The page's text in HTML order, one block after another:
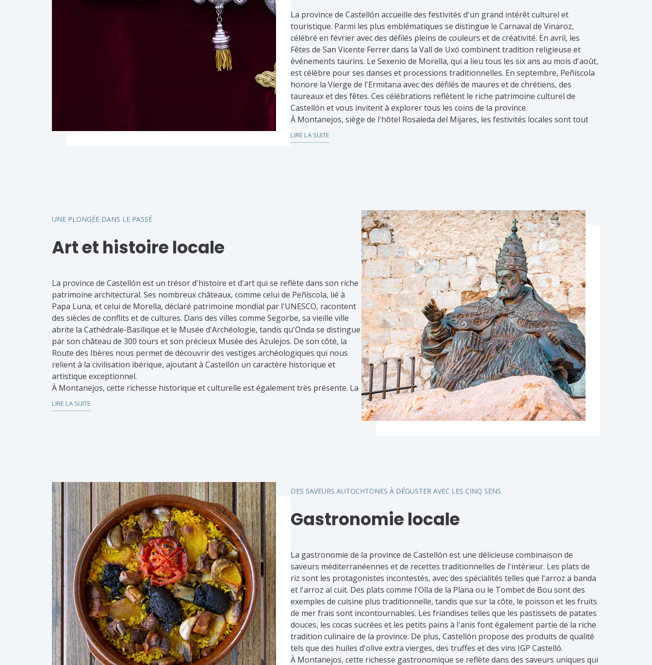
La province de Castellón accueille des festivités d'un grand intérêt culturel et
touristique. Parmi les plus emblématiques se distingue le Carnaval de Vinaroz,
célébré en février avec des défilés pleins de couleurs et de créativité. En avril, les
Fêtes de San Vicente Ferrer dans la Vall de Uxó combinent tradition religieuse et
événements taurins. Le Sexenio de Morella, qui a lieu tous les six ans au mois d'août,
est célèbre pour ses danses et processions traditionnelles. En septembre, Peñíscola
honore la Vierge de l'Ermitana avec des défilés de maures et de chrétiens, des
taureaux et des fêtes. Ces célébrations reflètent le riche patrimoine culturel de
Castellón et vous invitent à explorer tous les coins de la province.
À Montanejos, siège de l'hôtel Rosaleda del Mijares, les festivités locales sont tout
aussi fascinantes. En janvier, San Antonio est célébrée avec des feux de joie et la
tradition de « suspendre les pots ». En mai, le pèlerinage à l'ermitage de Santa Ana
région une destination idéale pour profiter de sa culture et de son hospitalité.
LIRE LA SUITE
UNE PLONGÉE DANS LE PASSÉ
Art et histoire locale
La province de Castellón est un trésor d'histoire et d'art qui se reflète dans son riche
patrimoine architectural. Ses nombreux châteaux, comme celui de Peñíscola, lié à
Papa Luna, et celui de Morella, déclaré patrimoine mondial par l'UNESCO, racontent
des siècles de conflits et de cultures. Dans des villes comme Segorbe, sa vieille ville
abrite la Cathédrale-Basilique et le Musée d'Archéologie, tandis qu'Onda se distingue
par son château de 300 tours et son précieux Musée des Azulejos. De son côté, la
Route des Ibères nous permet de découvrir des vestiges archéologiques qui nous
relient à la civilisation ibérique, ajoutant à Castellón un caractère historique et
artistique exceptionnel.
À Montanejos, cette richesse historique et culturelle est également très présente. La
commune possède des joyaux comme le château médiéval de Montanejos, qui offre
des vues spectaculaires sur les environs. L'architecture de ses rues et de ses
LIRE LA SUITE
DES SAVEURS AUTOCHTONES À DÉGUSTER AVEC LES CINQ SENS
Gastronomie locale
La gastronomie de la province de Castellón est une délicieuse combinaison de
saveurs méditerranéennes et de recettes traditionnelles de l'intérieur. Les plats de
riz sont les protagonistes incontestés, avec des spécialités telles que l'arroz a banda
et l'arroz al cuit. Des plats comme l'Olla de la Plana ou le Tombet de Bou sont des
exemples de cuisine plus traditionnelle, tandis que sur la côte, le poisson et les fruits
de mer frais sont incontournables. Les friandises telles que les pastissets de patates
douces, les cocas sucrées et les petits pains à l'anis font également partie de la riche
tradition culinaire de la province. De plus, Castellón propose des produits de qualité
tels que des huiles d'olive extra vierges, des truffes et des vins IGP Castelló.
À Montanejos, cette richesse gastronomique se reflète dans des saveurs uniques qui